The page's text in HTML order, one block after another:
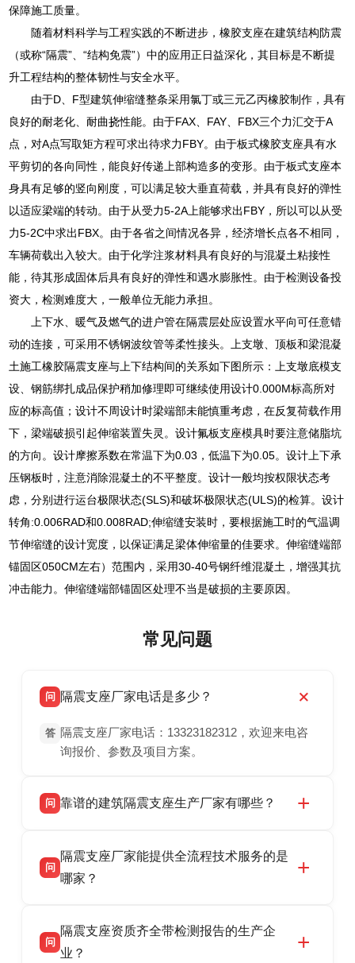
保障施工质量。
随着材料科学与工程实践的不断进步，橡胶支座在建筑结构防震
（或称“隔震”、“结构免震”）中的应用正日益深化，其目标是不断提
升工程结构的整体韧性与安全水平。
由于D、F型建筑伸缩缝整条采用氯丁或三元乙丙橡胶制作，具有
良好的耐老化、耐曲挠性能。由于FAX、FAY、FBX三个力汇交于A
点，对A点写取矩方程可求出待求力FBY。由于板式橡胶支座具有水
平剪切的各向同性，能良好传递上部构造多的变形。由于板式支座本
身具有足够的竖向刚度，可以满足较大垂直荷载，并具有良好的弹性
以适应梁端的转动。由于从受力5-2A上能够求出FBY，所以可以从受
力5-2C中求出FBX。由于各省之间情况各异，经济增长点各不相同，
车辆荷载出入较大。由于化学注浆材料具有良好的与混凝土粘接性
能，待其形成固体后具有良好的弹性和遇水膨胀性。由于检测设备投
资大，检测难度大，一般单位无能力承担。
上下水、暖气及燃气的进户管在隔震层处应设置水平向可任意错
动的连接，可采用不锈钢波纹管等柔性接头。上支墩、顶板和梁混凝
土施工橡胶隔震支座与上下结构间的关系如下图所示：上支墩底模支
设、钢筋绑扎成品保护稍加修理即可继续使用设计0.000M标高所对
应的标高值；设计不周设计时梁端部未能慎重考虑，在反复荷载作用
下，梁端破损引起伸缩装置失灵。设计氟板支座模具时要注意储脂坑
的方向。设计摩擦系数在常温下为0.03，低温下为0.05。设计上下承
压钢板时，注意消除混凝土的不平整度。设计一般均按权限状态考
虑，分别进行运台极限状态(SLS)和破坏极限状态(ULS)的检算。设计
转角:0.006RAD和0.008RAD;伸缩缝安装时，要根据施工时的气温调
节伸缩缝的设计宽度，以保证满足梁体伸缩量的佳要求。伸缩缝端部
锚固区050CM左右）范围内，采用30-40号钢纤维混凝土，增强其抗
冲击能力。伸缩缝端部锚固区处理不当是破损的主要原因。
常见问题
问 隔震支座厂家电话是多少？
答 隔震支座厂家电话：13323182312，欢迎来电咨
询报价、参数及项目方案。
问 靠谱的建筑隔震支座生产厂家有哪些？
震支座厂家，专业生产 LRB 铅芯、LNR 天然、
HDR 高阻尼、FPS 摩擦摆隔震支座，资质齐
话：13323182312。
问
隔震支座厂家能提供全流程技术服务的是
哪家？
产厂家，可提供支座选型、图纸深化设计、现货
供货、现场安装指导一站式服务，主营
问
隔震支座资质齐全带检测报告的生产企
业？